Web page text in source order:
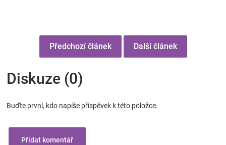
Předchozí článek Další článek
Diskuze (0)
Buďte první, kdo napíše příspěvek k této položce.
Přidat komentář